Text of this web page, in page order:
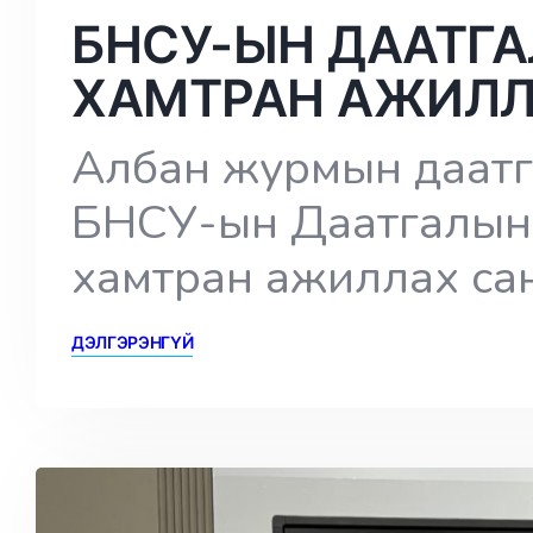
БНСУ-ЫН
ХАМТРАН
Албан журмын
БНСУ-ын Даатгалын
хамтран ажиллах
ДЭЛГЭРЭНГҮЙ